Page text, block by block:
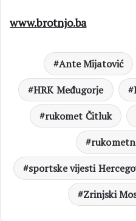
www.brotnjo.ba
Ante Mijatović
HRK Međugorje
rukomet Čitluk
sportske vijesti
Zrinjski